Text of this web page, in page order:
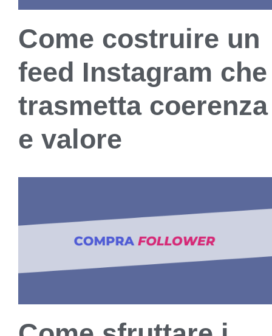
Come costruire un
feed Instagram che
trasmetta coerenza
e valore